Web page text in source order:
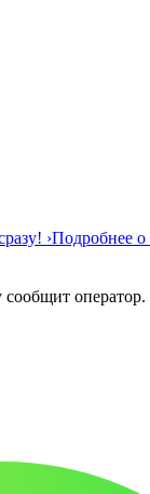
›Подробнее
сообщит оператор.